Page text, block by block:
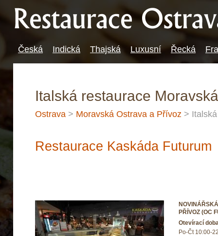
Česká Indická Thajská Luxusní Řecká
Italská restaurace
Ostrava > Moravská Ostrava a Přívoz > Italská
Restaurace Kaskáda Futurum
PŘÍVOZ (OC
Otevírací
Po-Čt 10:00-